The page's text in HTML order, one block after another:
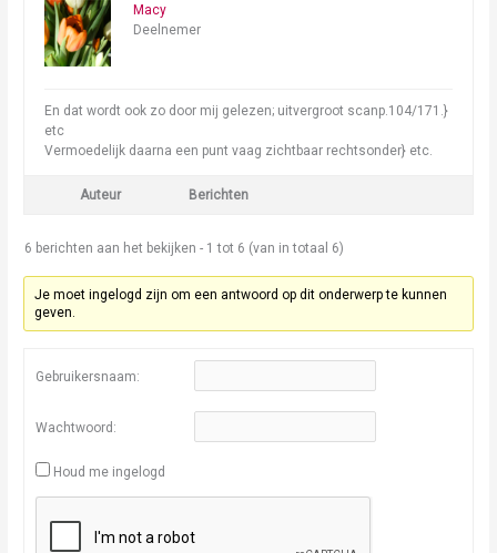
Macy
Deelnemer
En dat wordt ook zo door mij gelezen; uitvergroot scanp.104/171.}
etc
Vermoedelijk daarna een punt vaag zichtbaar rechtsonder} etc.
Auteur Berichten
6 berichten aan het bekijken - 1 tot 6 (van in totaal 6)
Je moet ingelogd zijn om een antwoord op dit onderwerp te kunnen
geven.
Gebruikersnaam:
Wachtwoord:
Houd me ingelogd